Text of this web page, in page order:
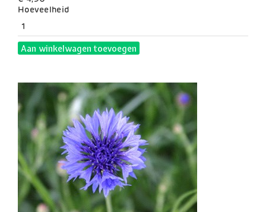
Hoeveelheid
Aan winkelwagen toevoegen